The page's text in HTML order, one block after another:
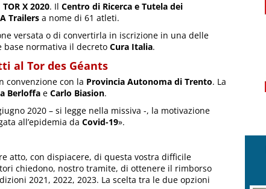
TOR X 2020. Il Centro di Ricerca e Tutela dei
Trailers a nome di 61 atleti.
versata o di convertirla in iscrizione in una delle
base normativa il decreto Cura Italia.
al Tor des Géants
convenzione con la Provincia Autonoma di Trento. La
Berloffa e Carlo Biasion.
2020 – si legge nella missiva -, la motivazione
all’epidemia da Covid-19».
atto, con dispiacere, di questa vostra difficile
chiedono, nostro tramite, di ottenere il rimborso
2021, 2022, 2023. La scelta tra le due opzioni